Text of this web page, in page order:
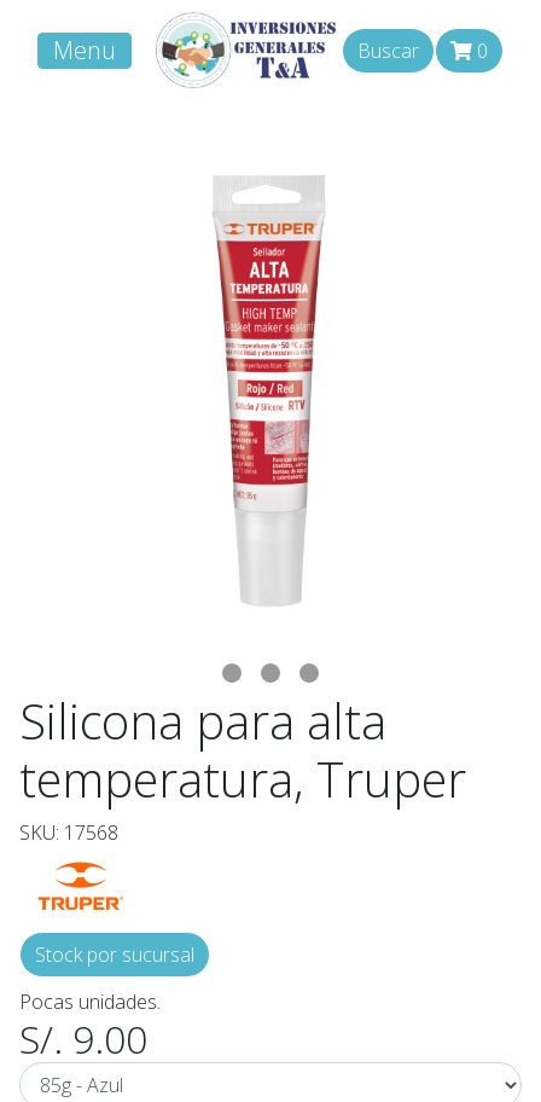
Menu Buscar 0
Silicona para alta
temperatura, Truper
SKU: 17568
Stock por sucursal
Pocas unidades.
S/. 9.00